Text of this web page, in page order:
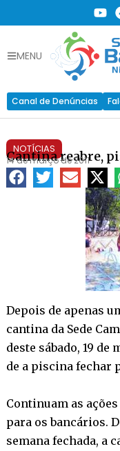
MENU
Canal de Denúncias
NOTÍCIAS
Cantina reabre,
14 de março de 2011
Depois de apenas
cantina da Sede
deste sábado, 19 de
de a piscina fechar
Continuam as
para os bancários.
semana fechada, a